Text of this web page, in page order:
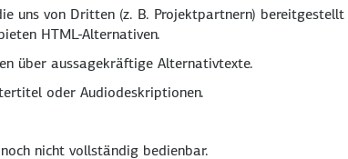
uns von Dritten (z. B. Projektpartnern)
HTML-Alternativen.
über aussagekräftige Alternativtexte.
oder Audiodeskriptionen.
nicht vollständig bedienbar.